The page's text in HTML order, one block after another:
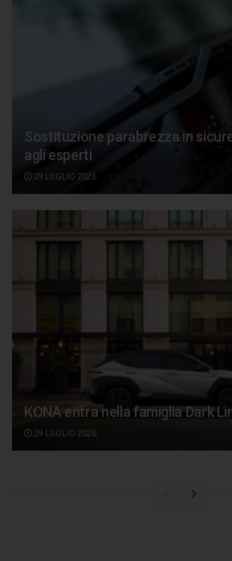
Sostituzione parabrezza in
agli esperti
29 LUGLIO 2026
KONA entra nella famiglia Dark
29 LUGLIO 2026